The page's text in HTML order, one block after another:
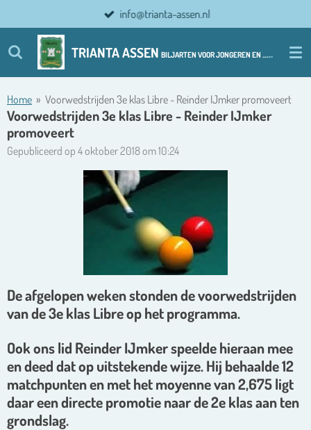
direct
naar
hoofdinhoud
TRIANTA ASSEN BILJARTEN VOOR JONGEREN EN ................ OUDERE JONGEREN
info@trianta-assen.nl
Home » Voorwedstrijden 3e klas Libre - Reinder IJmker promoveert
Voorwedstrijden 3e klas Libre - Reinder IJmker
promoveert
Gepubliceerd op 4 oktober 2018 om 10:24
De afgelopen weken stonden de voorwedstrijden
van de 3e klas Libre op het programma.
Ook ons lid Reinder IJmker speelde hieraan mee
en deed dat op uitstekende wijze. Hij behaalde 12
matchpunten en met het moyenne van 2,675 ligt
daar een directe promotie naar de 2e klas aan ten
grondslag.